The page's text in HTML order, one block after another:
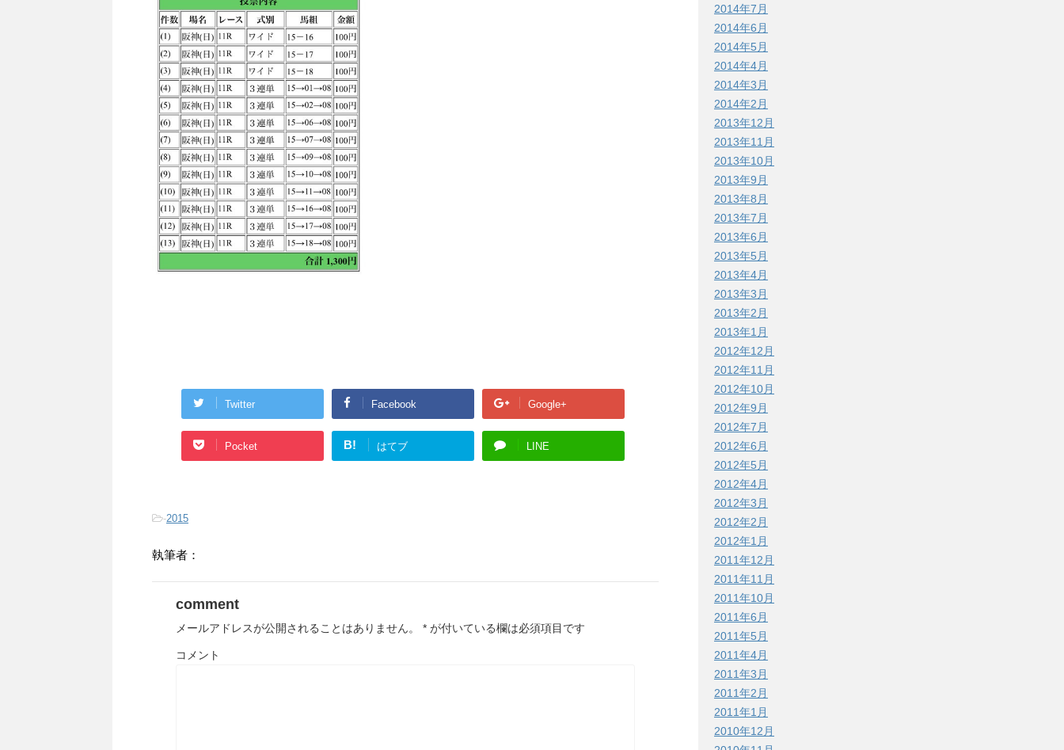
Twitter Facebook Google+
Pocket B! はてブ LINE
-2015
執筆者：
comment
メールアドレスが公開されることはありません。 * が付いている欄は必須項目です
コメント
2014年7月
2014年6月
2014年5月
2014年4月
2014年3月
2014年2月
2013年12月
2013年11月
2013年10月
2013年9月
2013年8月
2013年7月
2013年6月
2013年5月
2013年4月
2013年3月
2013年2月
2013年1月
2012年12月
2012年11月
2012年10月
2012年9月
2012年7月
2012年6月
2012年5月
2012年4月
2012年3月
2012年2月
2012年1月
2011年12月
2011年11月
2011年10月
2011年6月
2011年5月
2011年4月
2011年3月
2011年2月
2011年1月
2010年12月